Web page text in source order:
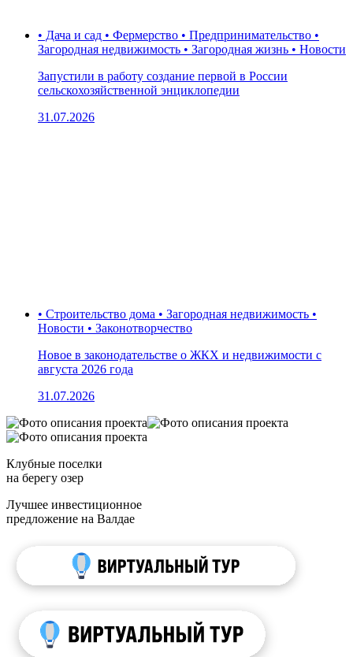
• Дача и сад • Фермерство • Предпринимательство •
Загородная недвижимость • Загородная жизнь • Новости
Запустили в работу создание первой в России
сельскохозяйственной энциклопедии
31.07.2026
• Строительство дома • Загородная недвижимость •
Новости • Законотворчество
Новое в законодательстве о ЖКХ и недвижимости с
августа 2026 года
31.07.2026
Клубные поселки
на берегу озер
Лучшее инвестиционное
предложение на Валдае